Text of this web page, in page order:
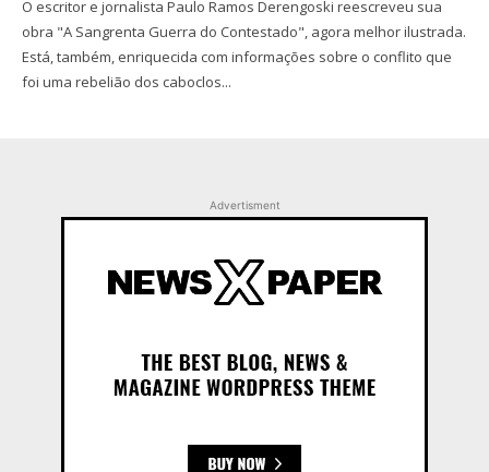
O escritor e jornalista Paulo Ramos Derengoski reescreveu sua
obra "A Sangrenta Guerra do Contestado", agora melhor ilustrada.
Está, também, enriquecida com informações sobre o conflito que
foi uma rebelião dos caboclos...
Advertisment